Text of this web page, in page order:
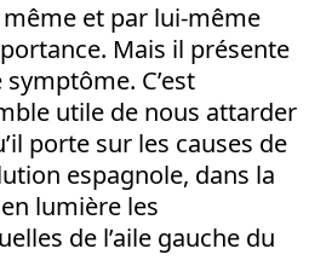
même et par lui-même
Mais il présente
C’est
utile de nous attarder
porte sur les causes de
espagnole, dans la
lumière les
de l’aile gauche du